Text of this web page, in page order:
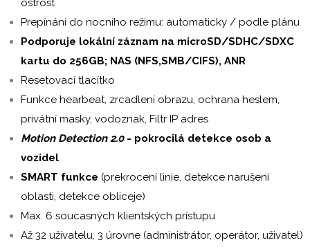
ostrost
Prepínání do nocního režimu: automaticky / podle plánu
Podporuje lokální záznam na microSD/SDHC/SDXC
kartu do 256GB; NAS (NFS,SMB/CIFS), ANR
Resetovací tlacítko
Funkce hearbeat, zrcadlení obrazu, ochrana heslem,
privátní masky, vodoznak, Filtr IP adres
Motion Detection 2.0 - pokrocilá detekce osob a
vozidel
SMART funkce (prekrocení linie, detekce narušení
oblasti, detekce obliceje)
Max. 6 soucasných klientských prístupu
Až 32 uživatelu, 3 úrovne (administrátor, operátor, uživatel)